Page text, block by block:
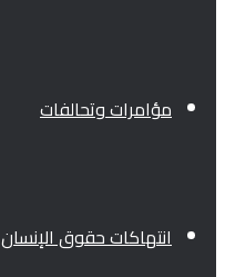
مؤامرات وتحالفات
انتهاكات حقوق الإنسان